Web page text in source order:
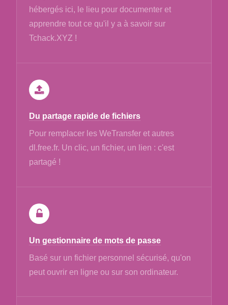
hébergés ici, le lieu pour documenter et
apprendre tout ce qu'il y a à savoir sur
Tchack.XYZ !
Du partage rapide de fichiers
Pour remplacer les WeTransfer et autres
dl.free.fr. Un clic, un fichier, un lien : c'est
partagé !
Un gestionnaire de mots de passe
Basé sur un fichier personnel sécurisé, qu'on
peut ouvrir en ligne ou sur son ordinateur.